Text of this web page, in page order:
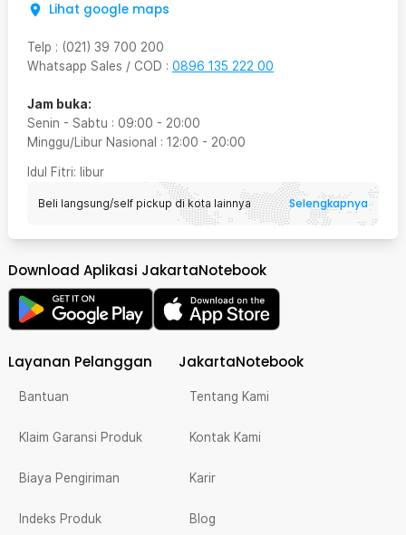
Lihat google maps
Telp : (021) 39 700 200
Whatsapp Sales / COD : 0896 135 222 00
Jam buka:
Senin - Sabtu : 09:00 - 20:00
Minggu/Libur Nasional : 12:00 - 20:00
Idul Fitri: libur
Beli langsung/self pickup di kota lainnya Selengkapnya
Download Aplikasi JakartaNotebook
Layanan Pelanggan
Bantuan
Klaim Garansi Produk
Biaya Pengiriman
Indeks Produk
JakartaNotebook
Tentang Kami
Kontak Kami
Karir
Blog